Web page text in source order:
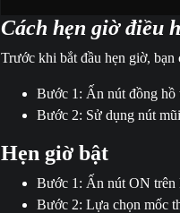
Cách hẹn giờ điều
Trước khi bắt đầu hẹn giờ,
Bước 1: Ấn nút đồng
Bước 2: Sử dụng nút
Hẹn giờ bật
Bước 1: Ấn nút ON
Bước 2: Lựa chọn mốc